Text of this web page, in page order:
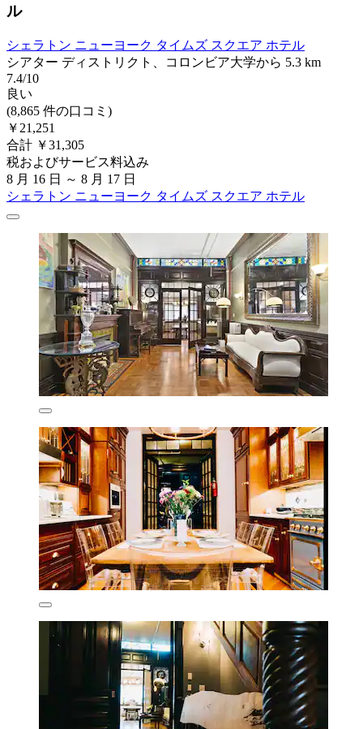
ル
シェラトン ニューヨーク タイムズ スクエア ホテル
シアター ディストリクト、コロンビア大学から 5.3 km
7.4/10
良い
(8,865 件の口コミ)
￥21,251
合計 ￥31,305
税およびサービス料込み
8 月 16 日 ～ 8 月 17 日
シェラトン ニューヨーク タイムズ スクエア ホテル